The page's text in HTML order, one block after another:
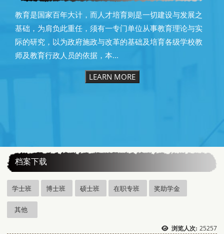
教育是国家百年大计，而人才培育则是一切建设与发展之
基础，为肩负此重任，须有一专门单位从事教育理论与实
际的研究，以为政府施政与改革的基础及培育各级学校教
师及教育行政人员的依据，本...
LEARN MORE
档案下载
学士班 博士班 硕士班 在职专班 奖助学金
其他
浏览人次: 25257